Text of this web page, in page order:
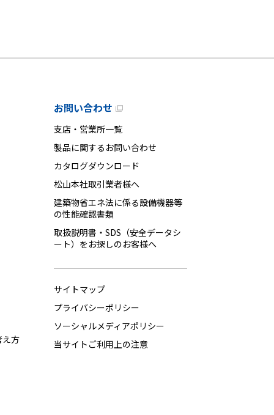
え方
お問い合わせ
支店・営業所一覧
製品に関するお問い合わせ
カタログダウンロード
松山本社取引業者様へ
建築物省エネ法に係る設備機器等
の性能確認書類
取扱説明書・SDS（安全データシ
ート）をお探しのお客様へ
サイトマップ
プライバシーポリシー
ソーシャルメディアポリシー
当サイトご利用上の注意